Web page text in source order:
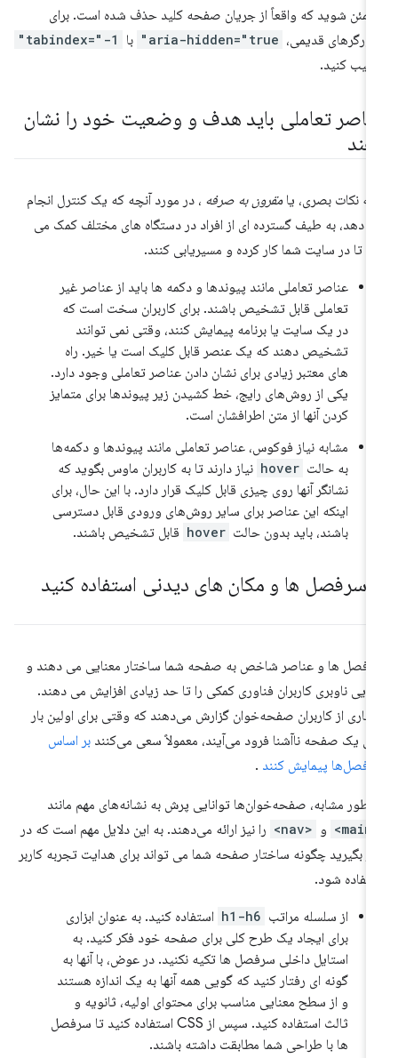
شوید که واقعاً از جریان صفحه کلید حذف شده است. برای
قدیمی، aria-hidden="true" با tabindex="-1"
کنید.
تعاملی باید هدف و وضعیت خود را نشان
نکات بصری، یامقرون به صرفه، در مورد آنچه که یک کنترل انجام
دهد، به طیف گسترده ای از افراد در دستگاه های مختلف کمک می
تا در سایت شما کار کرده و مسیریابی کنند.
عناصر تعاملی مانند پیوندها و دکمه ها باید از عناصر غیر
تعاملی قابل تشخیص باشند. برای کاربران سخت است که
در یک سایت یا برنامه پیمایش کنند، وقتی نمی توانند
تشخیص دهند که یک عنصر قابل کلیک است یا خیر. راه
های معتبر زیادی برای نشان دادن عناصر تعاملی وجود دارد.
یکی از روش‌های رایج، خط کشیدن زیر پیوندها برای متمایز
کردن آنها از متن اطرافشان است.
مشابه نیاز فوکوس، عناصر تعاملی مانند پیوندها و دکمه‌ها
به حالت hover نیاز دارند تا به کاربران ماوس بگوید که
نشانگر آنها روی چیزی قابل کلیک قرار دارد. با این حال، برای
اینکه این عناصر برای سایر روش‌های ورودی قابل دسترسی
باشند، باید بدون حالت hover قابل تشخیص باشند.
سرفصل ها و مکان های دیدنی استفاده کنید
ها و عناصر شاخص به صفحه شما ساختار معنایی می دهند و
ناوبری کاربران فناوری کمکی را تا حد زیادی افزایش می دهند.
از کاربران صفحه‌خوان گزارش می‌دهند که وقتی برای اولین بار
یک صفحه ناآشنا فرود می‌آیند، معمولاً سعی می‌کنندبر اساس
پیمایش کنند.
طور مشابه، صفحه‌خوان‌ها توانایی پرش به نشانه‌های مهم مانند
و
را نیز ارائه می‌دهند. به این دلایل مهم است که در
بگیرید چگونه ساختار صفحه شما می تواند برای هدایت تجربه کاربر
شود.
از سلسله مراتب h1-h6 استفاده کنید. به عنوان ابزاری
برای ایجاد یک طرح کلی برای صفحه خود فکر کنید. به
استایل داخلی سرفصل ها تکیه نکنید. در عوض، با آنها به
گونه ای رفتار کنید که گویی همه آنها به یک اندازه هستند
و از سطح معنایی مناسب برای محتوای اولیه، ثانویه و
ثالث استفاده کنید. سپس از CSS استفاده کنید تا سرفصل
ها با طراحی شما مطابقت داشته باشند.